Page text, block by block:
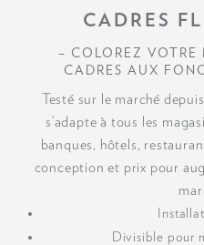
CADRES
– COLOREZ VOTRE
CADRES AUX
Testé sur le marché
s’adapte à tous les
banques, hôtels,
conception et prix pour
Divisible pour